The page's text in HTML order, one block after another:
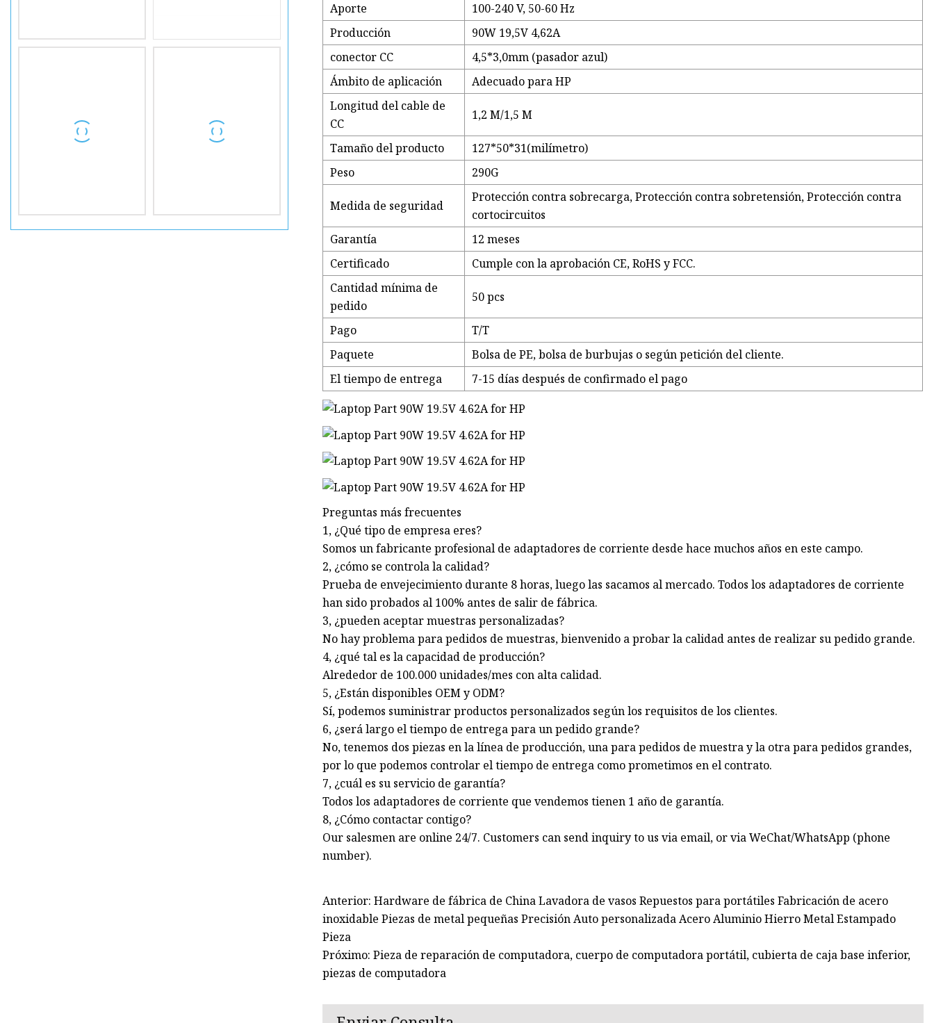
Aporte
100-240 V, 50-60 Hz
Producción
90W 19,5V 4,62A
conector CC
4,5*3,0mm (pasador azul)
Ámbito de aplicación
Adecuado para HP
Longitud del cable de
CC
1,2 M/1,5 M
Tamaño del producto
127*50*31(milímetro)
Peso
290G
Medida de seguridad
Protección contra sobrecarga, Protección contra sobretensión, Protección contra
cortocircuitos
Garantía
12 meses
Certificado
Cumple con la aprobación CE, RoHS y FCC.
Cantidad mínima de
pedido
50 pcs
Pago
T/T
Paquete
Bolsa de PE, bolsa de burbujas o según petición del cliente.
El tiempo de entrega
7-15 días después de confirmado el pago
Preguntas más frecuentes
1, ¿Qué tipo de empresa eres?
Somos un fabricante profesional de adaptadores de corriente desde hace muchos años en este campo.
2, ¿cómo se controla la calidad?
Prueba de envejecimiento durante 8 horas, luego las sacamos al mercado. Todos los adaptadores de corriente
han sido probados al 100% antes de salir de fábrica.
3, ¿pueden aceptar muestras personalizadas?
No hay problema para pedidos de muestras, bienvenido a probar la calidad antes de realizar su pedido grande.
4, ¿qué tal es la capacidad de producción?
Alrededor de 100.000 unidades/mes con alta calidad.
5, ¿Están disponibles OEM y ODM?
Sí, podemos suministrar productos personalizados según los requisitos de los clientes.
6, ¿será largo el tiempo de entrega para un pedido grande?
No, tenemos dos piezas en la línea de producción, una para pedidos de muestra y la otra para pedidos grandes,
por lo que podemos controlar el tiempo de entrega como prometimos en el contrato.
7, ¿cuál es su servicio de garantía?
Todos los adaptadores de corriente que vendemos tienen 1 año de garantía.
8, ¿Cómo contactar contigo?
Our salesmen are online 24/7. Customers can send inquiry to us via email, or via WeChat/WhatsApp (phone
number).
Anterior: Hardware de fábrica de China Lavadora de vasos Repuestos para portátiles Fabricación de acero
inoxidable Piezas de metal pequeñas Precisión Auto personalizada Acero Aluminio Hierro Metal Estampado
Pieza
Próximo: Pieza de reparación de computadora, cuerpo de computadora portátil, cubierta de caja base inferior,
piezas de computadora